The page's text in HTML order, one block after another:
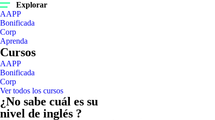
Explorar
AAPP
Bonificada
Corp
Aprenda
Cursos
AAPP
Bonificada
Corp
Ver todos los cursos
¿No sabe cuál es su
nivel de inglés ?